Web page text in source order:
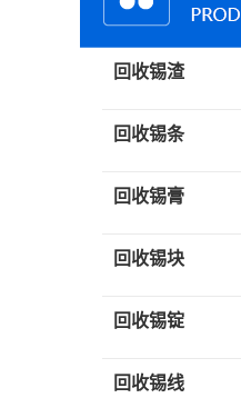
回收锡渣
回收锡条
回收锡膏
回收锡块
回收锡锭
回收锡线